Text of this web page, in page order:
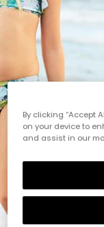
By clicking “Accept
on your device to
and assist in our